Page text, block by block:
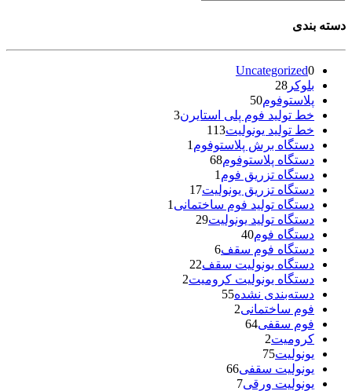
دسته بندی
Uncategorized0
بلوکر 28
پلاستوفوم50
خط تولید فوم پلی استایرن3
خط تولید یونولیت113
دستگاه برش پلاستوفوم 1
دستگاه پلاستوفوم68
دستگاه تزریق فوم 1
دستگاه تزریق یونولیت17
دستگاه تولید فوم ساختمانی 1
دستگاه تولید یونولیت29
دستگاه فوم40
دستگاه فوم سقف6
دستگاه یونولیت سقف22
دستگاه یونولیت کرومیت2
دسته‌بندی نشده55
فوم ساختمانی2
فوم سقفی64
کرومیت2
یونولیت75
یونولیت سقفی66
یونولیت ورقی7